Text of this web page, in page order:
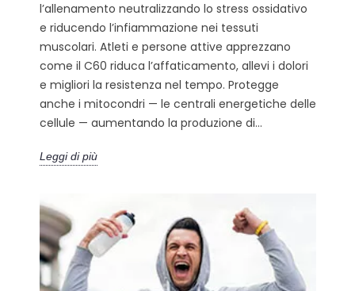
l’allenamento neutralizzando lo stress ossidativo
e riducendo l’infiammazione nei tessuti
muscolari. Atleti e persone attive apprezzano
come il C60 riduca l’affaticamento, allevi i dolori
e migliori la resistenza nel tempo. Protegge
anche i mitocondri — le centrali energetiche delle
cellule — aumentando la produzione di...
Leggi di più